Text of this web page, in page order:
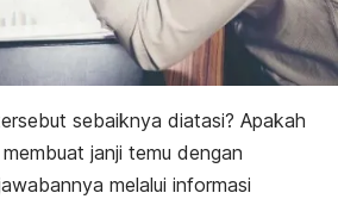
sebaiknya diatasi? Apakah
janji temu dengan
melalui informasi